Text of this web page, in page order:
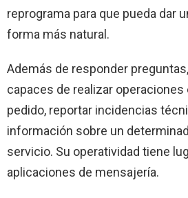
reprograma para que pueda dar
forma más natural.
Además de responder
capaces de realizar operaciones
pedido, reportar incidencias
información sobre un
servicio. Su operatividad tiene
aplicaciones de mensajería.